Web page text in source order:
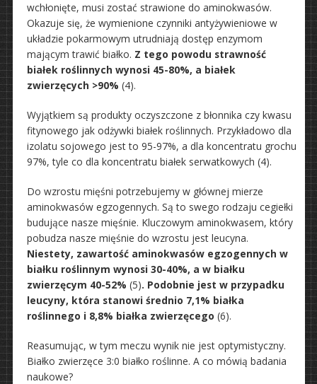
wchłonięte, musi zostać strawione do aminokwasów.
Okazuje się, że wymienione czynniki antyżywieniowe w
układzie pokarmowym utrudniają dostęp enzymom
mającym trawić białko. Z tego powodu strawność
białek roślinnych wynosi 45-80%, a białek
zwierzęcych >90% (4).
Wyjątkiem są produkty oczyszczone z błonnika czy kwasu
fitynowego jak odżywki białek roślinnych. Przykładowo dla
izolatu sojowego jest to 95-97%, a dla koncentratu grochu
97%, tyle co dla koncentratu białek serwatkowych (4).
Do wzrostu mięśni potrzebujemy w głównej mierze
aminokwasów egzogennych. Są to swego rodzaju cegiełki
budujące nasze mięśnie. Kluczowym aminokwasem, który
pobudza nasze mięśnie do wzrostu jest leucyna.
Niestety, zawartość aminokwasów egzogennych w
białku roślinnym wynosi 30-40%, a w białku
zwierzęcym 40-52% (5). Podobnie jest w przypadku
leucyny, która stanowi średnio 7,1% białka
roślinnego i 8,8% białka zwierzęcego (6).
Reasumując, w tym meczu wynik nie jest optymistyczny.
Białko zwierzęce 3:0 białko roślinne. A co mówią badania
naukowe?